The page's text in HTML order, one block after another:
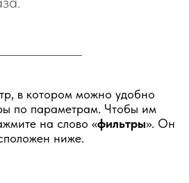
в котором можно удобно
по параметрам. Чтобы им
на слово «фильтры». Он
ниже.